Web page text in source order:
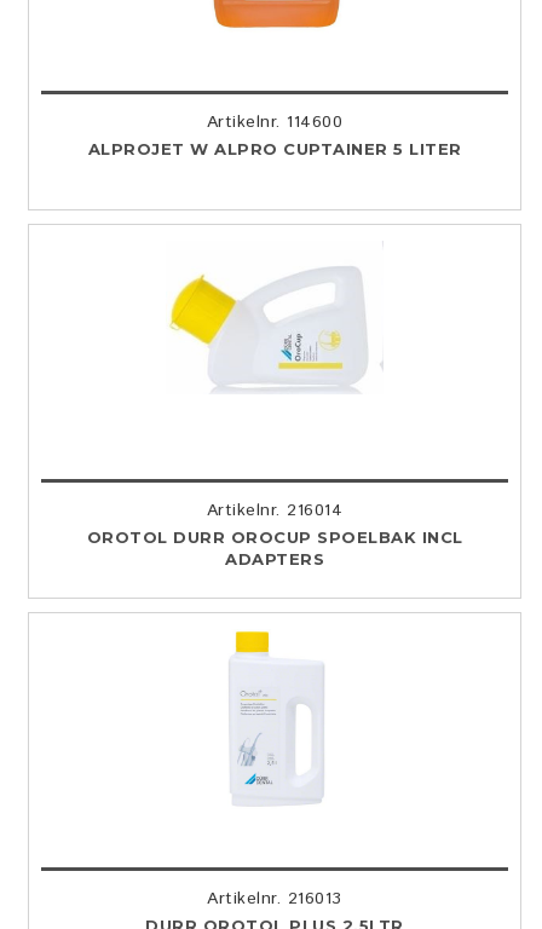
Artikelnr. 114600
ALPROJET W ALPRO CUPTAINER 5 LITER
Artikelnr. 216014
OROTOL DURR OROCUP SPOELBAK INCL
ADAPTERS
Artikelnr. 216013